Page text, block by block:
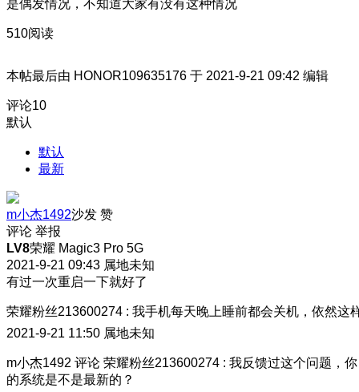
是偶发情况，不知道大家有没有这种情况
510阅读
本帖最后由 HONOR109635176 于 2021-9-21 09:42 编辑
评论10
默认
默认
最新
m小杰1492沙发 赞
评论 举报
LV8荣耀 Magic3 Pro 5G
2021-9-21 09:43 属地未知
有过一次重启一下就好了
荣耀粉丝213600274 : 我手机每天晚上睡前都会关机，依然这
2021-9-21 11:50 属地未知
m小杰1492 评论 荣耀粉丝213600274 : 我反馈过这个问题，你
的系统是不是最新的？